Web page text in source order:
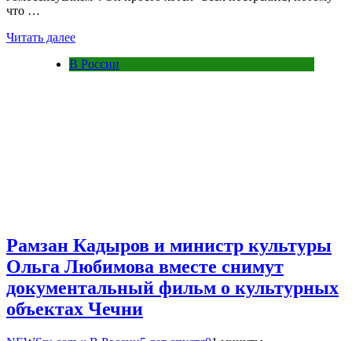
что …
Читать далее
В России
Рамзан Кадыров и министр культуры
Ольга Любимова вместе снимут
документальный фильм о культурных
объектах Чечни